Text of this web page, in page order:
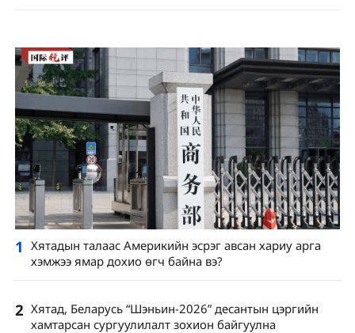
1 Хятадын талаас Америкийн эсрэг авсан хариу арга
хэмжээ ямар дохио өгч байна вэ?
2 Хятад, Беларусь “Шэньин-2026” десантын цэргийн
хамтарсан сургуулилалт зохион байгуулна